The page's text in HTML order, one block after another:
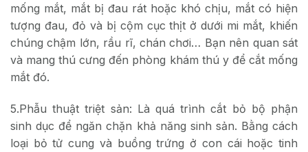
mống mắt, mắt bị đau rát hoặc khó chịu, mắt có hiện
tượng đau, đỏ và bị cộm cục thịt ở dưới mi mắt, khiến
chúng chậm lớn, rầu rĩ, chán chơi… Bạn nên quan sát
và mang thú cưng đến phòng khám thú y để cắt mống
mắt đó.
5.Phẫu thuật triệt sản: Là quá trình cắt bỏ bộ phận
sinh dục để ngăn chặn khả năng sinh sản. Bằng cách
loại bỏ tử cung và buồng trứng ở con cái hoặc tinh